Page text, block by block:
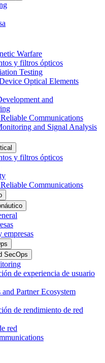
Warfare
y filtros ópticos
Testing
Optical Elements
and
Communications
and Signal Analysis
y filtros ópticos
Communications
empresas
SecOps
de experiencia de usuario
Partner Ecosystem
de rendimiento de red
red